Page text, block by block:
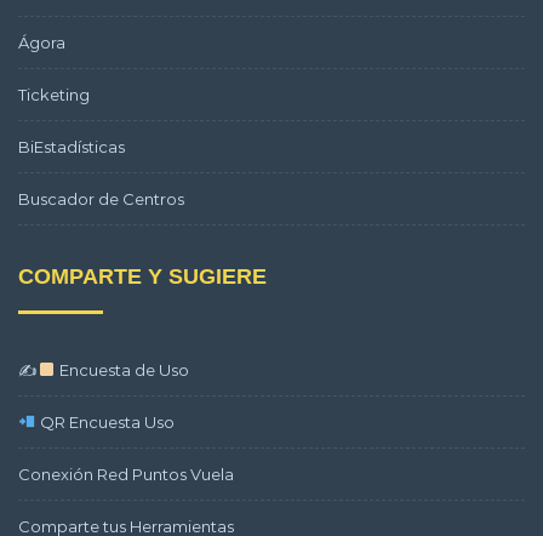
Ágora
Ticketing
BiEstadísticas
Buscador de Centros
COMPARTE Y SUGIERE
✍ Encuesta de Uso
QR Encuesta Uso
Conexión Red Puntos Vuela
Comparte tus Herramientas